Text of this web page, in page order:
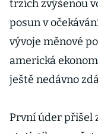
trzích zvýšenou
posun v
vývoje měnové
americká
ještě nedávno
První úder přišel